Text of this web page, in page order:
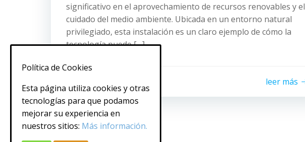
significativo en el aprovechamiento de recursos renovables y el
cuidado del medio ambiente. Ubicada en un entorno natural
privilegiado, esta instalación es un claro ejemplo de cómo la
tecnología puede […]
leer más
Política de Cookies
Esta página utiliza cookies y otras
tecnologías para que podamos
mejorar su experiencia en
nuestros sitios: Más información.